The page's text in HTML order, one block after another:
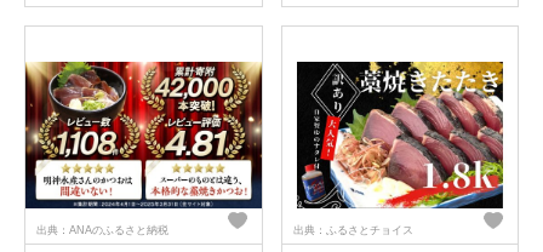
出典：ANAのふるさと納税 出典：ふるさとチョイス